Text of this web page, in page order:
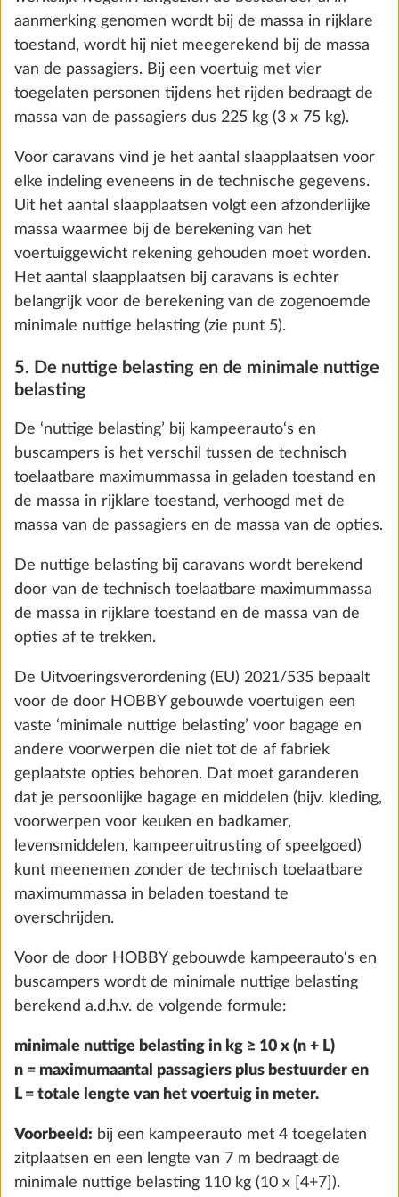
E-Trailer-starterspakket Basic (nivellering
van het voertuig en aanduiding
gasniveau via de E-Trailer-app)
Meer
€ 317
Zelfvoorzienend pakket incl.
95 Ah), accusensor en accukast
29,0 kg
€ 966
Toevoegen
Zelfvoorzienend pakket incl.
oplaadregelaar met booster, lithiumaccu
(Super B Epsilon, 100 Ah) en accukast
€ 2.216
Toevoegen
worden. Wanneer de daadwerkelijke voertuigmassa
door de keuze van opties zodanig wordt verhoogd
dat er rekenkundig tussen de daadwerkelijke
voertuigmassa en de technisch toelaatbare
maximummassa niet meer voldoende vrije massa
buscampers) en de minimale nuttige belasting
overblijft, kun je bij de configuratie afhankelijk van
de indeling een extra belasting van het voertuig
(verhoging van de technisch toelaatbare
maximummassa) kiezen en/of opties schrappen.
Anders kun je de configuratie en de
bestelprocedure niet voortzetten.
dat de technisch toelaatbare maximummassa ook
rekenkundig niet wordt overschreden, d.w.z. dat er
voldoende vrije massa voor de passagiers (enkel bij
kampeerauto‘s en buscampers) en de minimale
nuttige belasting overblijft.
6. De maximale massa voor opties
het voertuig, rekening houdend met de massa in
rijklare toestand, de massa van de passagiers (enkel
bij kampeerauto‘s en buscampers) en de wettelijk
voorgeschreven minimale nuttige belasting door de
plaatsing van opties niet te overschrijden, heeft
HOBBY de inbouw van opties beperkt en af fabriek
een ‘maximale massa voor opties’ bepaald.
Bij kampeerauto‘s en buscampers wordt deze
berekend door van de technisch toelaatbare
maximummassa de massa in rijklare toestand, de
massa van de passagiers en de minimale nuttige
belasting af te trekken. Bij caravans wordt deze
berekend door van de technisch toelaatbare
maximummassa de massa in rijklare toestand en de
minimale nuttige belasting af te trekken.
Aangezien het bij de massa in rijklare toestand om
een berekende waarde gaat met een wettelijk
toegestane tolerantie tot ± 5 %, en deze tolerantie
tot een feitelijke onderschrijding van de minimale
nuttige belasting kunnen leiden, worden uit
voorzorg bij de maximale massa voor opties ook de
genomen. Bovendien wordt rekening gehouden met
specifieke uitrustingskenmerken van nationale
varianten of speciale modellen, die niet tot de